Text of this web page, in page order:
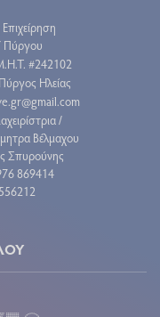
#242102
Πύργος Ηλείας
/
Βέλμαχου
Σπυρούνης
869414